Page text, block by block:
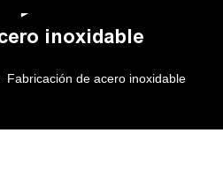
inoxidable
Fabricación de acero inoxidable